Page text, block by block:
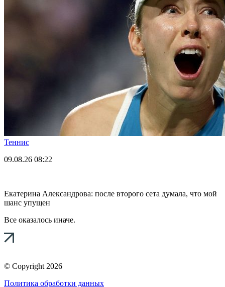
Теннис
09.08.26 08:22
Екатерина Александрова: после второго сета думала, что мой
шанс упущен
Все оказалось иначе.
© Copyright 2026
Политика обработки данных